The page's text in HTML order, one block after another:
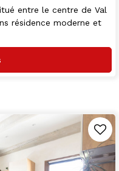
entre le centre de Val
résidence moderne et